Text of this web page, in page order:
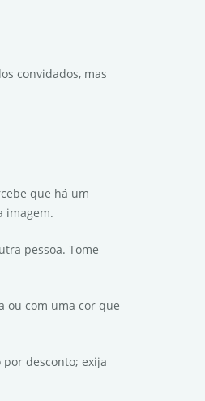
convidados, mas
que há um
imagem.
pessoa. Tome
ou com uma cor que
desconto; exija